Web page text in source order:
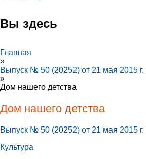
Вы здесь
Главная
»
Выпуск № 50 (20252) от 21 мая 2015 г.
»
Дом нашего детства
Дом нашего детства
Выпуск № 50 (20252) от 21 мая 2015 г.
Культура